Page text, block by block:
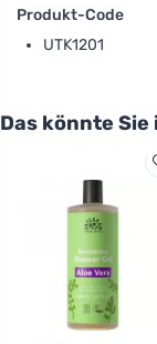
Produkt-Code
UTK1201
Das könnte